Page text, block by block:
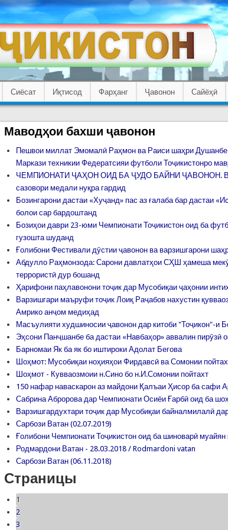
Сиёсат Иқтисод Фарҳанг Ҷавонон Сайёҳӣ
Маводҳои бахши ҷавонон
Пешвои миллат Эмомалӣ Раҳмон ва Раиси шаҳри
Маркази техникии Федератсияи футболи Тоҷикистонро
ЧЕМПИОНАТИ ҶАҲОН ОИД БА ҶУДО БАЙНИ ҶАВОНОН.
сазовори медали нуқра гардид
Бозингарони дастаи «Хуҷанд» пас аз ғалаба бар дастаи
болои сар бардоштанд
Бозиҳои даври 23-юми Чемпионати Тоҷикистон оид ба
гузошта шуданд
Ғолибони Фестивали дӯстии ҷавонон ва варзишгарони
Абдулло Раҳмонзода: Сарони давлатҳои СҲШ ҳамеша
террористӣ дур бошанд
Ҳарифони паҳлавонони тоҷик дар Мусобиқаи ҷаҳонии
Варзишгари маъруфи тоҷик Лоиқ Раҷабов нахустин
Амрико анҷом медиҳад
Масъулияти худшиносии ҷавонон дар китоби "Тоҷикон"-и
Эҳсони Панҷшанбе ба дастаи «Навбаҳор» аввалин пирӯзӣ
Барномаи Як ба як бо иштироки Адолат Бегова
Шоҳмот: Мусобиқаи ноҳияҳои Фирдавсӣ ва Сомонии
Шоҳмот - Кувваозмоии н.Сино бо н.И.Сомонии пойтахт
150 нафар наваскарон аз майдони Қалъаи Ҳисор ба сафи
Сабрина Абророва дар Чемпионати Осиёи Ғарбӣ оид ба
Варзишгардухтари тоҷик дар Мусобиқаи байналмилалӣ
Сарбози Ватан (02.07.2019)
Ғолибони Чемпионати Тоҷикистон оид ба шиноварӣ муайян
Родмардони Ватан - 28.03.2018 / Rodmardoni vatan
Сарбози Ватан (06.11.2018)
Страницы
1
2
3